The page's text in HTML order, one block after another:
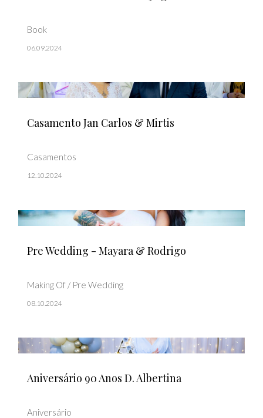
Book
06.09.2024
Casamento Jan Carlos & Mirtis
Casamentos
12.10.2024
Pre Wedding - Mayara & Rodrigo
Making Of / Pre Wedding
08.10.2024
Aniversário 90 Anos D. Albertina
Aniversário